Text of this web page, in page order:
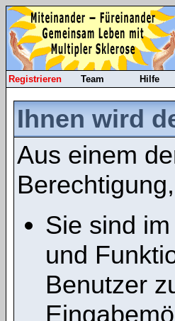
Registrieren Team Hilfe
Ihnen wird
Aus einem
Sie sind
und
Benutzer